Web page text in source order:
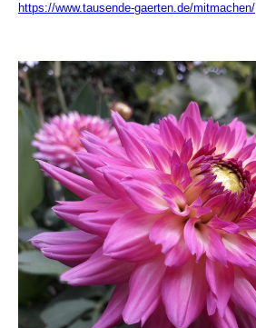
https://www.tausende-gaerten.de/mitmachen/